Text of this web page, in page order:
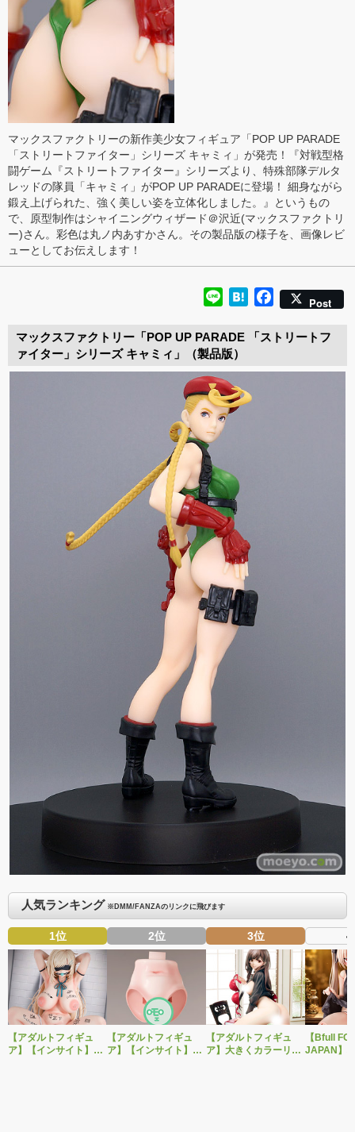
マックスファクトリーの新作美少女フィギュア「POP UP PARADE
「ストリートファイター」シリーズ キャミィ」が発売！『対戦型格
闘ゲーム『ストリートファイター』シリーズより、特殊部隊デルタ
レッドの隊員「キャミィ」がPOP UP PARADEに登場！ 細身ながら
鍛え上げられた、強く美しい姿を立体化しました。』というもの
で、原型制作はシャイニングウィザード＠沢近(マックスファクトリ
ー)さん。彩色は丸ノ内あすかさん。その製品版の様子を、画像レビ
ューとしてお伝えします！
Line HatenaFacebook
Post
マックスファクトリー「POP UP PARADE 「ストリートフ
ァイター」シリーズ キャミィ」（製品版）
人気ランキング ※DMM/FANZAのリンクに飛びます
1位
【アダルトフィギュ
ア】【インサイト】肉
2位
【アダルトフィギュ
ア】【インサイト】ベ
3位
【アダルトフィギュ
ア】大きくカラーリン
4
【Bfull
JAPAN】